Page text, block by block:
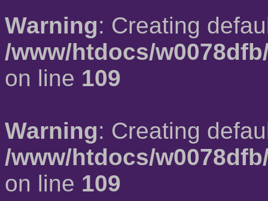
Warning: Creating
/www/htdocs/
on line 109
Warning: Creating
/www/htdocs/
on line 109